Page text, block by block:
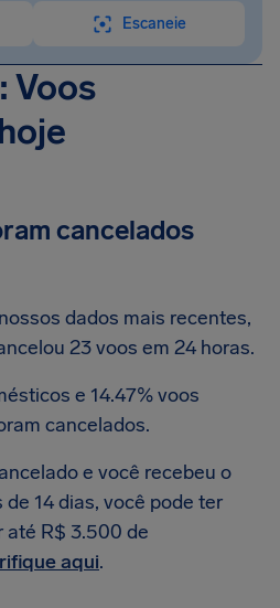
Escaneie
Voos
cancelados
dados mais recentes,
23 voos em 24 horas.
e 14.47% voos
cancelados.
e você recebeu o
14 dias, você pode ter
até R$ 3.500 de
aqui.